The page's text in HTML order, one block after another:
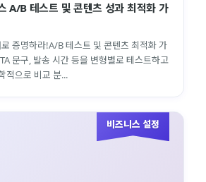
A/B 테스트 및 콘텐츠 성과 최적화 가
증명하라!A/B 테스트 및 콘텐츠 최적화 가
문구, 발송 시간 등을 변형별로 테스트하고
적으로 비교 분...
비즈니스 설정